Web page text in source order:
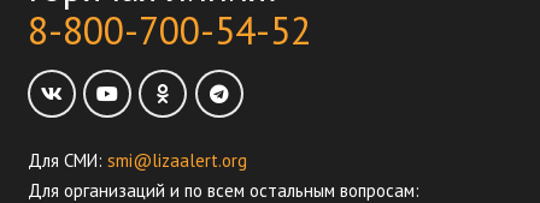
8-800-700-54-52
Для СМИ: smi@lizaalert.org
Для организаций и по всем остальным вопросам: